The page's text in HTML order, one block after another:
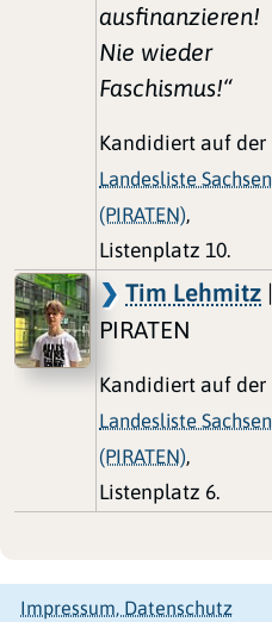
ausfinanzieren!
Nie wieder
Faschismus!“
Kandidiert auf der
Landesliste Sachsen
(PIRATEN),
Listenplatz 10.
Tim Lehmitz |
PIRATEN
Kandidiert auf der
Landesliste Sachsen
(PIRATEN),
Listenplatz 6.
Impressum, Datenschutz